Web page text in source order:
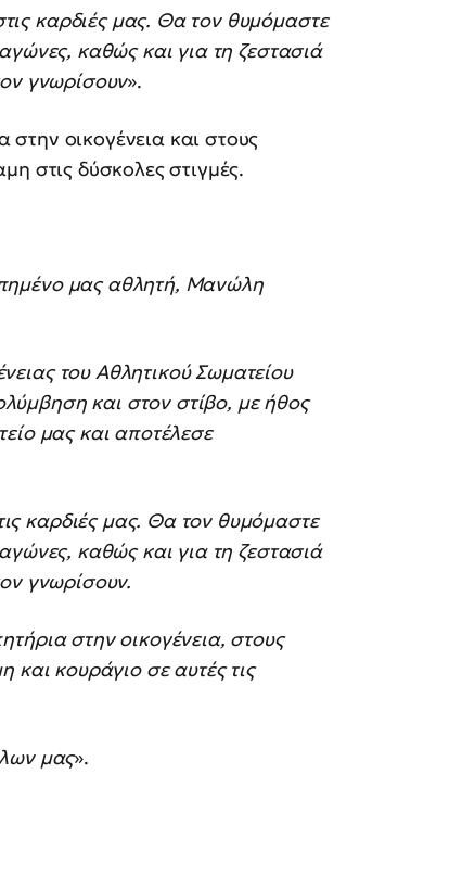
καρδιές μας. Θα τον θυμόμαστε
καθώς και για τη ζεστασιά
γνωρίσουν».
οικογένεια και στους
στις δύσκολες στιγμές.
μας αθλητή, Μανώλη
του Αθλητικού Σωματείου
και στον στίβο, με ήθος
μας και αποτέλεσε
καρδιές μας. Θα τον θυμόμαστε
καθώς και για τη ζεστασιά
γνωρίσουν.
στην οικογένεια, στους
και κουράγιο σε αυτές τις
μας».